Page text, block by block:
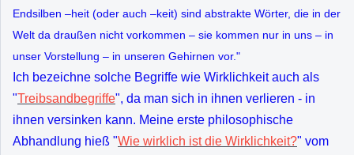
Endsilben –heit (oder auch –keit) sind abstrakte Wörter, die in der
Welt da draußen nicht vorkommen – sie kommen nur in uns – in
unser Vorstellung – in unseren Gehirnen vor."
Ich bezeichne solche Begriffe wie Wirklichkeit auch als
"Treibsandbegriffe", da man sich in ihnen verlieren - in
ihnen versinken kann. Meine erste philosophische
Abhandlung hieß "Wie wirklich ist die Wirklichkeit?" vom